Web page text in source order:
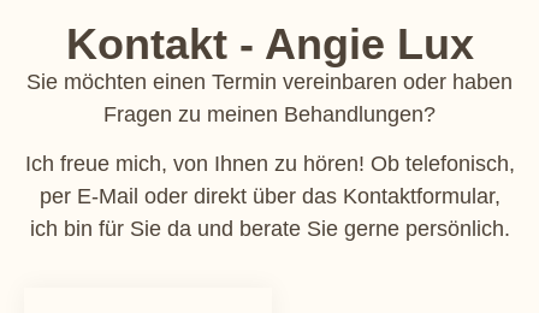
Kontakt - Angie Lux
Sie möchten einen Termin vereinbaren oder haben
Fragen zu meinen Behandlungen?
Ich freue mich, von Ihnen zu hören! Ob telefonisch,
per E-Mail oder direkt über das Kontaktformular,
ich bin für Sie da und berate Sie gerne persönlich.